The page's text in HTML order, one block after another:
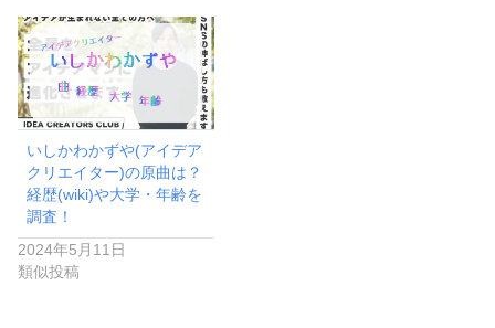
いしかわかずや(アイデア
クリエイター)の原曲は？
経歴(wiki)や大学・年齢を
調査！
2024年5月11日
類似投稿